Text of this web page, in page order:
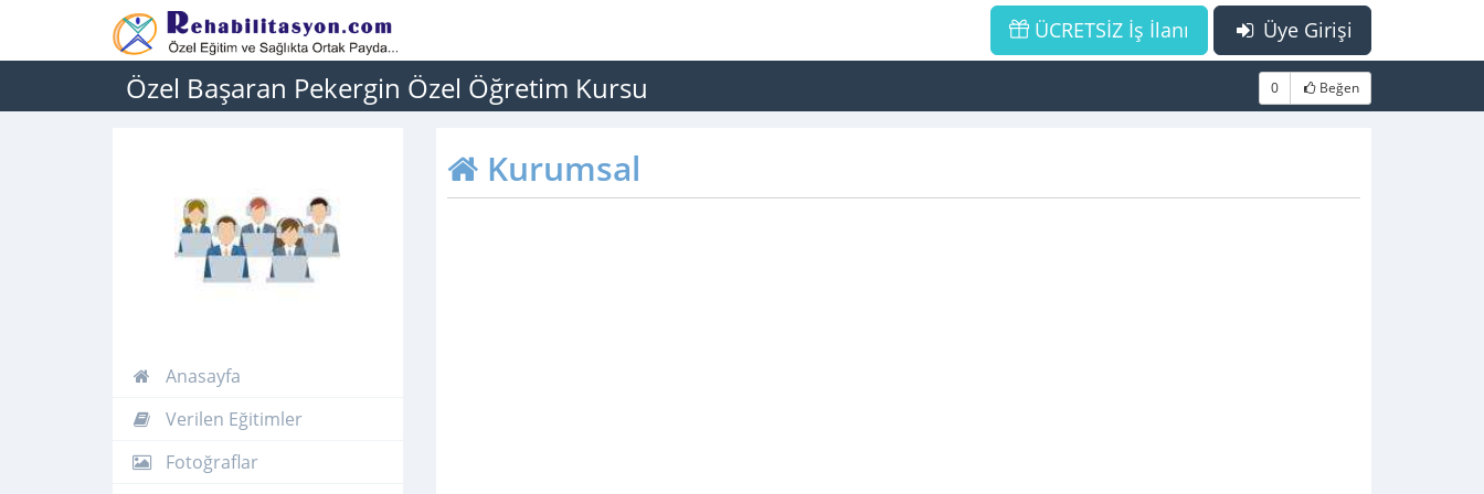
Üye Girişi
ÜCRETSİZ İş İlanı
Özel Başaran Pekergin Özel Öğretim Kursu 0 Beğen
Anasayfa
Verilen Eğitimler
Fotoğraflar
Kurumsal